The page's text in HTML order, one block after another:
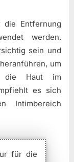
die Entfernung
werden.
sein und
um
die Haut im
es sich
Intimbereich
für die